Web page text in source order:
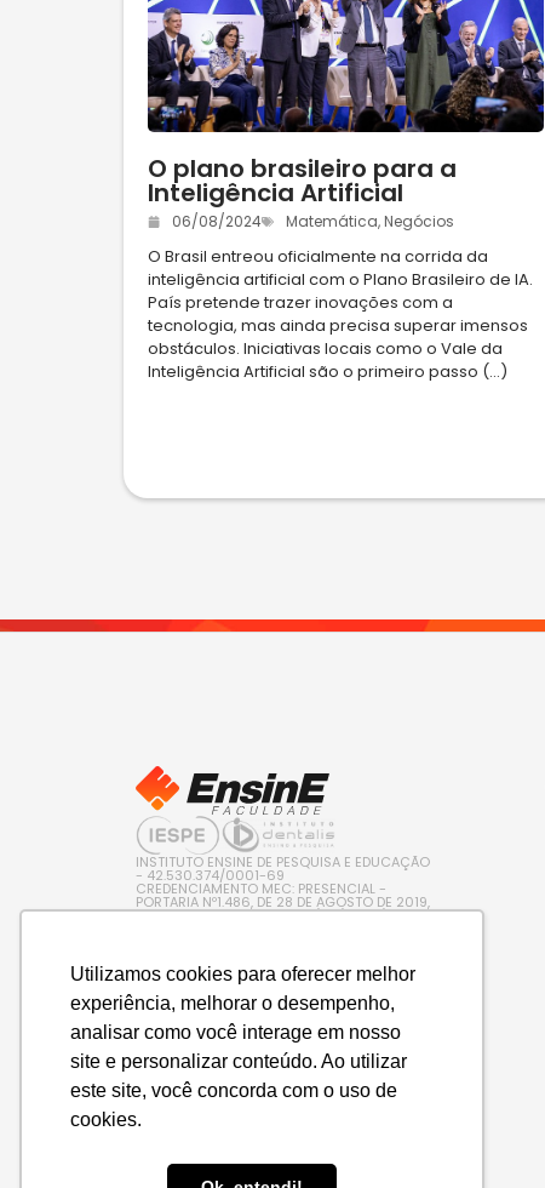
Utilizamos cookies para oferecer melhor
experiência, melhorar o desempenho,
analisar como você interage em nosso
site e personalizar conteúdo. Ao utilizar
este site, você concorda com o uso de
cookies.
O plano brasileiro para a
Inteligência Artificial
06/08/2024 Matemática, Negócios
O Brasil entreou oficialmente na corrida da
inteligência artificial com o Plano Brasileiro de IA.
País pretende trazer inovações com a
tecnologia, mas ainda precisa superar imensos
obstáculos. Iniciativas locais como o Vale da
Inteligência Artificial são o primeiro passo (...)
INSTITUTO ENSINE DE PESQUISA E EDUCAÇÃO
- 42.530.374/0001-69
CREDENCIAMENTO MEC: PRESENCIAL -
PORTARIA Nº1.486, DE 28 DE AGOSTO DE 2019,
PUBLICADA NO D.O.U. EM 29/08/2019 / EAD –